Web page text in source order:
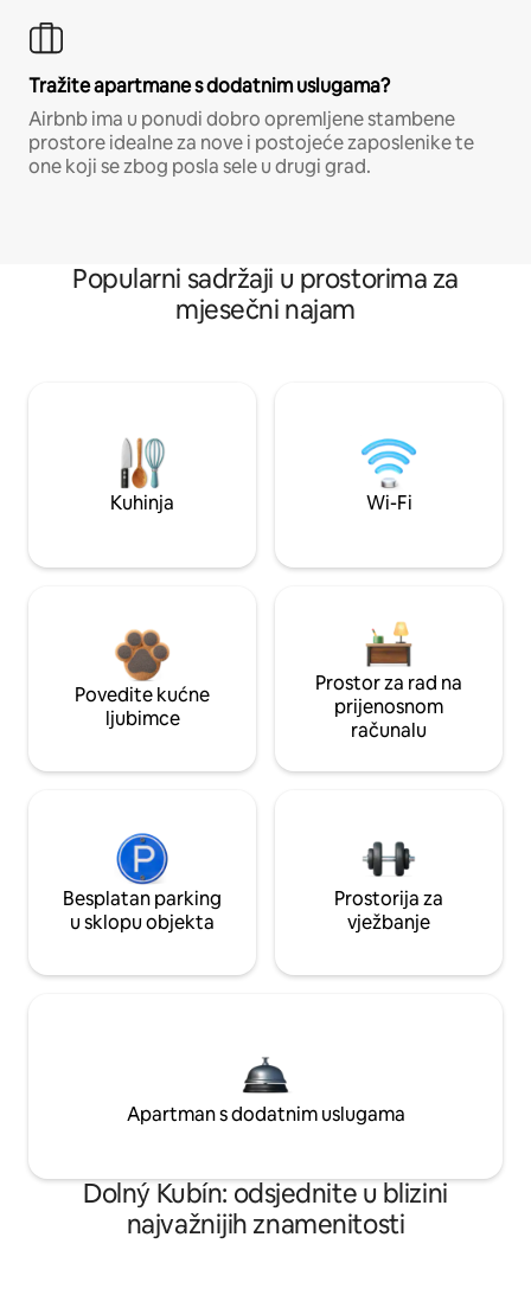
Tražite apartmane s dodatnim uslugama?
Airbnb ima u ponudi dobro opremljene stambene
prostore idealne za nove i postojeće zaposlenike te
one koji se zbog posla sele u drugi grad.
Popularni sadržaji u prostorima za
mjesečni najam
Kuhinja Wi-Fi
Povedite kućne
ljubimce
Prostor za rad na
prijenosnom
računalu
Besplatan parking
u sklopu objekta
Prostorija za
vježbanje
Apartman s dodatnim uslugama
Dolný Kubín: odsjednite u blizini
najvažnijih znamenitosti